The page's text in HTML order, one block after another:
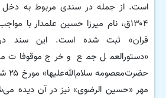
است. از جمله در سندی مربوط به
۱۳۰۴ق، نام میرزا حسین علمدار با
قران» ثبت شده است. این سند در
«دستورالعمل جمع و خرج موقوفات